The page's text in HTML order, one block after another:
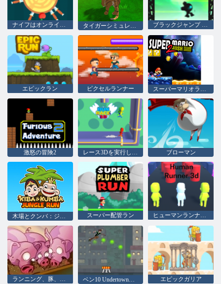
ナイフはオンラインでヒット ブラックジャンプ null
エピックラン ピクセルランナー スーパーマリオラッシュ2
激怒の冒険2 レース3Dを実行します ブローマン
スーパー配管ラン ヒューマンランナー3D
ランニング、豚、ファイル名を指定して実行 ベン10 Undertownランナー エピックガリア